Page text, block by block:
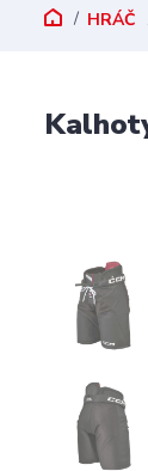
HRÁČ